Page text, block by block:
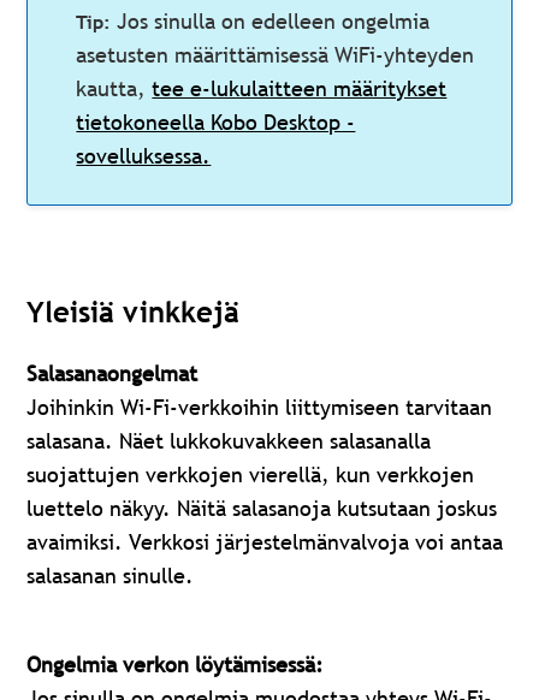
Jos sinulla on edelleen ongelmia
asetusten määrittämisessä WiFi-yhteyden
kautta,tee e-lukulaitteen määritykset
tietokoneella Kobo Desktop -
sovelluksessa.
Yleisiä vinkkejä
Salasanaongelmat
Joihinkin Wi-Fi-verkkoihin liittymiseen tarvitaan
salasana. Näet lukkokuvakkeen salasanalla
suojattujen verkkojen vierellä, kun verkkojen
luettelo näkyy. Näitä salasanoja kutsutaan joskus
avaimiksi. Verkkosi järjestelmänvalvoja voi antaa
salasanan sinulle.
Ongelmia verkon löytämisessä: